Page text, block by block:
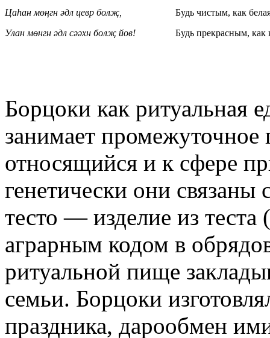
Цаһан мөңгн әдл цевр болҗ,
Улан мөнгн әдл сәәхн болҗ йов!
Будь чистым, как
Будь прекрасным, как
Борцоки как ритуальная
занимает промежуточное
относящийся и к сфере
генетически они
тесто — изделие из теста
аграрным кодом в
ритуальной пище
семьи. Борцоки
праздника, дарообмен